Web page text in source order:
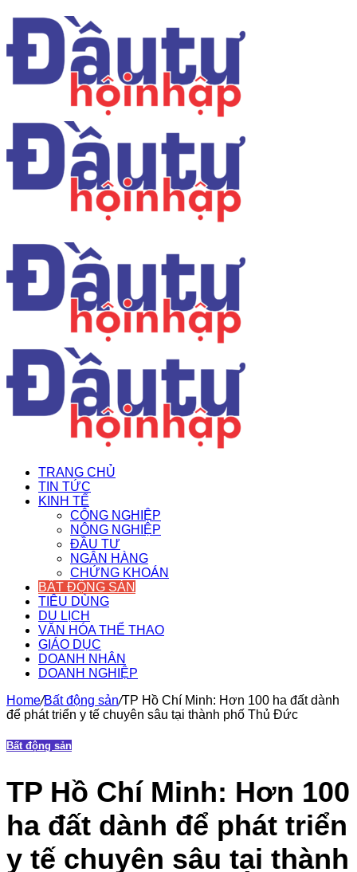
TRANG CHỦ
TIN TỨC
KINH TẾ
CÔNG NGHIỆP
NÔNG NGHIỆP
ĐẦU TƯ
NGÂN HÀNG
CHỨNG KHOÁN
BẤT ĐỘNG SẢN
TIÊU DÙNG
DU LỊCH
VĂN HÓA THỂ THAO
GIÁO DỤC
DOANH NHÂN
DOANH NGHIỆP
Home/Bất động sản/TP Hồ Chí Minh: Hơn 100 ha đất dành
để phát triển y tế chuyên sâu tại thành phố Thủ Đức
Bất động sản
TP Hồ Chí Minh: Hơn 100
ha đất dành để phát triển
y tế chuyên sâu tại thành